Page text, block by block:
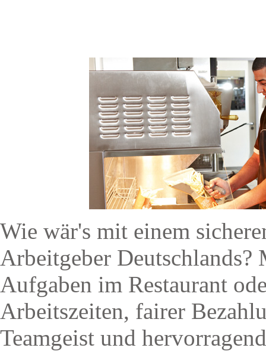
Wie wär's mit einem
Arbeitgeber Deutschlands?
Aufgaben im Restaurant
Arbeitszeiten, fairer
Teamgeist und